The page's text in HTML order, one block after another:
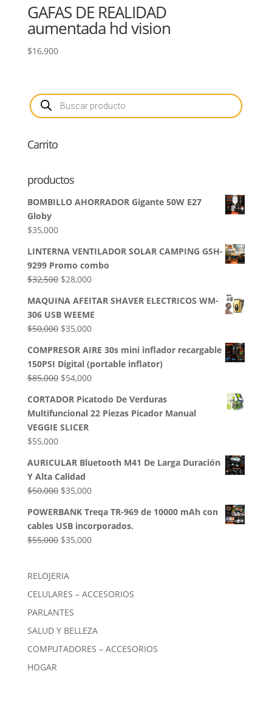
GAFAS DE REALIDAD
aumentada hd vision
$16,900
Búsqueda
de
productos
Carrito
productos
BOMBILLO AHORRADOR Gigante 50W E27
Globy
$35,000
LINTERNA VENTILADOR SOLAR CAMPING GSH-
9299 Promo combo
$32,500 El
original
era:
$32,500.
$28,000El
actual
es:
$28,000.
MAQUINA AFEITAR SHAVER ELECTRICOS WM-
306 USB WEEME
$50,000 El
original
era:
$50,000.
$35,000El
actual
es:
$35,000.
COMPRESOR AIRE 30s mini inflador recargable
150PSI Digital (portable inflator)
$85,000 El
original
era:
$85,000.
$54,000El
actual
es:
CORTADOR Picatodo De Verduras
Multifuncional 22 Piezas Picador Manual
VEGGIE SLICER
$55,000
AURICULAR Bluetooth M41 De Larga Duración
Y Alta Calidad
$50,000 El
original
era:
$50,000.
$35,000El
actual
es:
$35,000.
POWERBANK Treqa TR-969 de 10000 mAh con
cables USB incorporados.
$55,000 El
era:
$55,000.
$35,000El
$35,000.
RELOJERIA
CELULARES – ACCESORIOS
PARLANTES
SALUD Y BELLEZA
COMPUTADORES – ACCESORIOS
HOGAR